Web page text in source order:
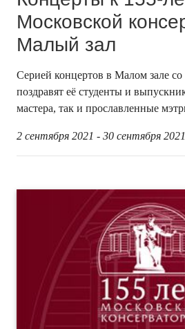
Московской
Малый зал
Серией концертов в Малом зале
поздравят её студенты и
мастера, так и прославленные
2 сентября 2021 - 30 сентября 2021